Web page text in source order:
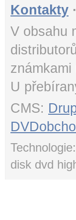
Kontakty ·
V obsahu
U
CMS:
disk dvd